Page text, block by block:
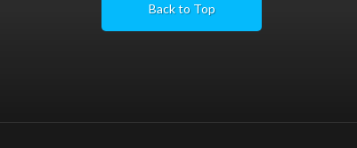
Back to Top